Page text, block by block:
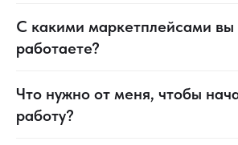
С какими маркетплейсами вы
работаете?
Что нужно от меня, чтобы
работу?